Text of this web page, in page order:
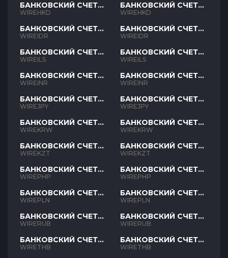
БАНКОВСКИЙ СЧЕТ
HKD
WIREHKD
БАНКОВСКИЙ СЧЕТ
IDR
WIREIDR
БАНКОВСКИЙ СЧЕТ
ILS
WIREILS
БАНКОВСКИЙ СЧЕТ
INR
WIREINR
БАНКОВСКИЙ СЧЕТ
JPY
WIREJPY
БАНКОВСКИЙ СЧЕТ
KRW
WIREKRW
БАНКОВСКИЙ СЧЕТ
KZT
WIREKZT
БАНКОВСКИЙ СЧЕТ
PHP
WIREPHP
БАНКОВСКИЙ СЧЕТ
PLN
WIREPLN
БАНКОВСКИЙ СЧЕТ
RUB
WIRERUB
БАНКОВСКИЙ СЧЕТ
THB
WIRETHB
БАНКОВСКИЙ СЧЕТ
HKD
WIREHKD
БАНКОВСКИЙ СЧЕТ
IDR
WIREIDR
БАНКОВСКИЙ СЧЕТ
ILS
WIREILS
БАНКОВСКИЙ СЧЕТ
INR
WIREINR
БАНКОВСКИЙ СЧЕТ
JPY
WIREJPY
БАНКОВСКИЙ СЧЕТ
KRW
WIREKRW
БАНКОВСКИЙ СЧЕТ
KZT
WIREKZT
БАНКОВСКИЙ СЧЕТ
PHP
WIREPHP
БАНКОВСКИЙ СЧЕТ
PLN
WIREPLN
БАНКОВСКИЙ СЧЕТ
RUB
WIRERUB
БАНКОВСКИЙ СЧЕТ
THB
WIRETHB